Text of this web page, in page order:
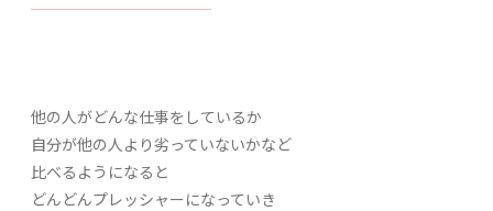
他の人がどんな仕事をしているか
自分が他の人より劣っていないかなど
比べるようになると
どんどんプレッシャーになっていき